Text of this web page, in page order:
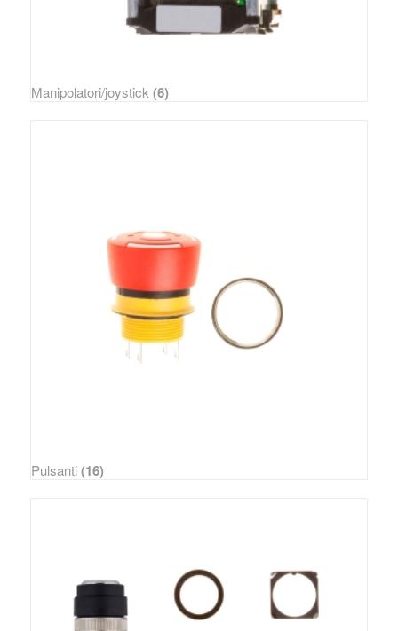
Manipolatori/joystick (6)
Pulsanti(16)